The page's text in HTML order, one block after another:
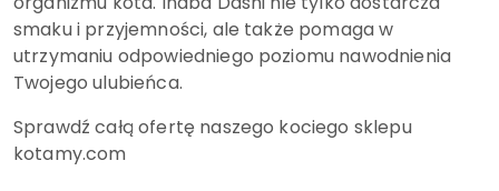
smaku i przyjemności, ale także pomaga w
utrzymaniu odpowiedniego poziomu nawodnienia
Twojego ulubieńca.
Sprawdź całą ofertę naszego kociego sklepu
kotamy.com